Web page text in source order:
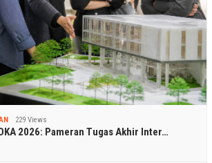
229 Views
2026: Pameran Tugas Akhir Inter…